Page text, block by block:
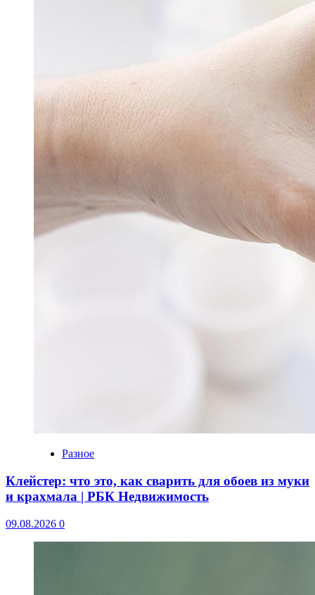
Разное
Клейстер: что это, как сварить для обоев из муки
и крахмала | РБК Недвижимость
09.08.2026 0